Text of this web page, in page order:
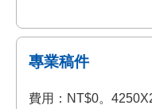
專業稿件
費用：NT$0。